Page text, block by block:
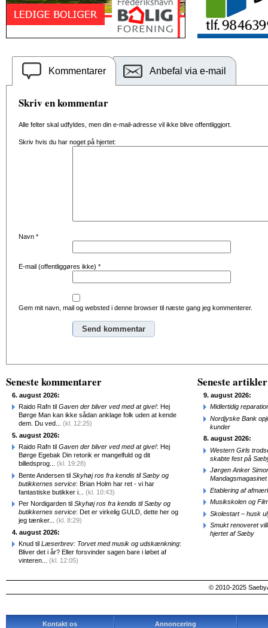
Kommentarer Anbefal via e-mail
Skriv en kommentar
Alle felter skal udfyldes, men din e-mail-adresse vil ikke blive offentliggjort.
Skriv hvis du har noget på hjertet:
Navn *
E-mail (offentliggøres ikke) *
Gem mit navn, mail og websted i denne browser til næste gang jeg kommenterer.
Seneste kommentarer
6. august 2026:
Raido Rafn til Gaven der bliver ved med at give!: Hej
Børge Man kan ikke sådan anklage folk uden at kende
dem. Du ved... (kl. 12:25)
5. august 2026:
Raido Rafn til Gaven der bliver ved med at give!: Hej
Børge Egebak Din retorik er mangelfuld og dit
billedsprog... (kl. 19:28)
Bente Andersen til Skyhøj ros fra kendis til Sæby og
butikkernes service: Brian Holm har ret - vi har
fantastiske butikker i... (kl. 10:43)
Per Nordigarden til Skyhøj ros fra kendis til Sæby og
butikkernes service: Det er virkelig GULD, dette her og
jeg tænker... (kl. 8:29)
4. august 2026:
Knud til Læserbrev: Torvet med musik og udskænkning:
Bliver det i år? Eller forsvinder sagen bare i løbet af
vinteren... (kl. 12:05)
Seneste artikler
9. august 2026:
Midlertidig
Nordjyske Bank
kunder
8. august 2026:
Western Girls
skabte fest på
Jørgen Anker
Mandagsmagasinet
Etablering af
Musikskolen og
Skolestart – husk
Smukt renoveret
hjertet af Sæby
© 2010-2025
Kontakt os Annoncering